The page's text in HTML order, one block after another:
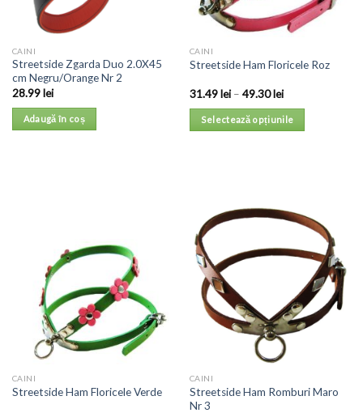
CAINI
Streetside Zgarda Duo 2.0X45
cm Negru/Orange Nr 2
28.99lei
Adaugă în coș
CAINI
Streetside Ham Floricele Roz
31.49lei– 49.30lei
Selectează opțiunile
CAINI
Streetside Ham Floricele Verde
CAINI
Streetside Ham Romburi Maro
Nr 3